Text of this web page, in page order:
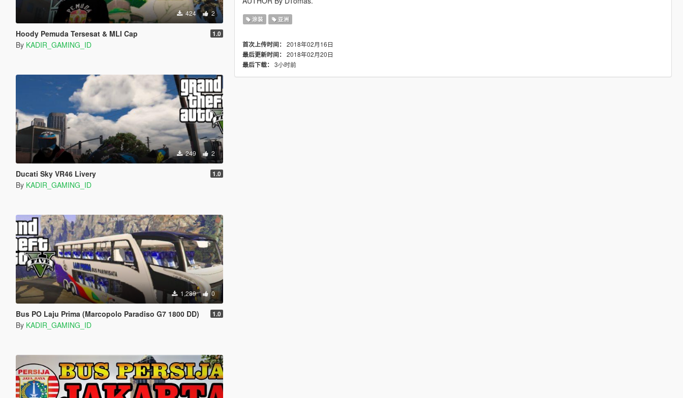
424 2
Hoody Pemuda Tersesat & MLI Cap 1.0
By KADIR_GAMING_ID
249 2
Ducati Sky VR46 Livery 1.0
By KADIR_GAMING_ID
1,289 0
Bus PO Laju Prima (Marcopolo Paradiso G7 1800 DD) 1.0
By KADIR_GAMING_ID
涂装 亚洲
首次上传时间： 2018年02月16日
最后更新时间： 2018年02月20日
最后下载： 3小时前